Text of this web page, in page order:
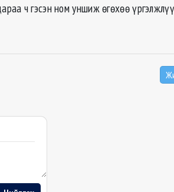
ч гэсэн ном уншиж өгөхөө